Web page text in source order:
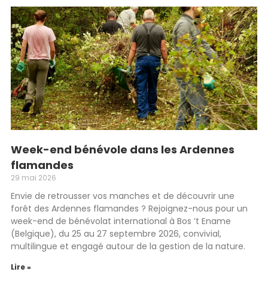
Week-end bénévole dans les Ardennes
flamandes
29 mai 2026
Envie de retrousser vos manches et de découvrir une
forêt des Ardennes flamandes ? Rejoignez-nous pour un
week-end de bénévolat international à Bos ’t Ename
(Belgique), du 25 au 27 septembre 2026, convivial,
multilingue et engagé autour de la gestion de la nature.
Lire »